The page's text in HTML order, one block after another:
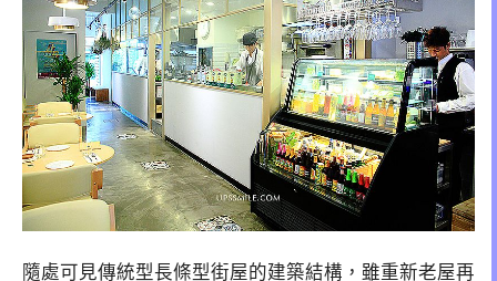
隨處可見傳統型長條型街屋的建築結構，雖重新老屋再